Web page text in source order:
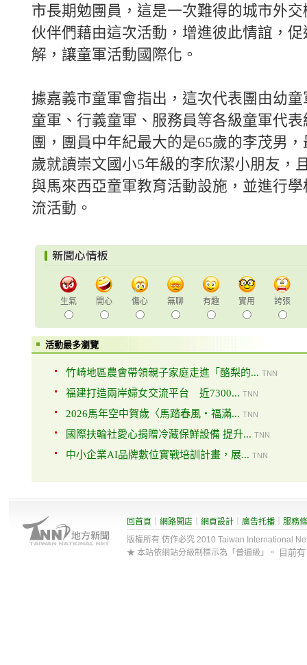
市長期勉團員，這是一次難得的城市外
伙伴們藉由這次活動，增進彼此情誼，
解，讓童軍活動國際化。
據嘉義市童軍會指出，這次代表團由幼
童軍、行義童軍、服務員等各級童軍代
團，團員中年紀最大的是65歲的李茂男
歲就讀崇文國小5年級的李欣潔小朋友，
與馬來西亞童軍教育活動設施，並進行
流活動。
生氣 開心 傷心 無聊 有趣 實用 誇張
活動最多瀏覽
竹崎地區農會帶領親子家庭走進「酪梨的... TNN
福建打造兩岸婦女交流平台 近7300... TNN
2026馬年空中賀歲〈馬踏春風・福滿... TNN
國際扶輪社愛心捐贈冷藏保鮮設備 提升... TNN
中小企業AI品牌數位實戰培訓計畫，展... TNN
回首頁 網路開店 網頁設計 廣告托播
服務
版權所有 仿作必究 2010 Taiwan International
★ 本站依網站分級制標示為「普遍級」。
目前